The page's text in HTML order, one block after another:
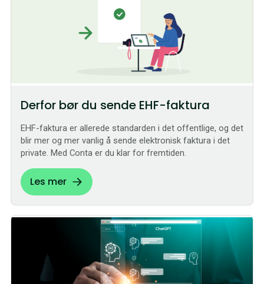
Derfor bør du sende EHF-faktura
EHF-faktura er allerede standarden i det offentlige, og det
blir mer og mer vanlig å sende elektronisk faktura i det
private. Med Conta er du klar for fremtiden.
Les mer